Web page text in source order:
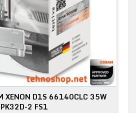
XENON D1S 66140CLC 35W
PK32D-2 FS1